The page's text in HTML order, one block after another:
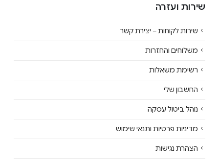
שירות ועזרה
שירות לקוחות – יצירת קשר
משלוחים והחזרות
רשימת משאלות
החשבון שלי
נוהל ביטול עסקה
מדיניות פרטיות ותנאי שימוש
הצהרת נגישות